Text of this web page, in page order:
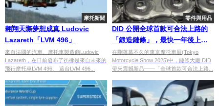
摩托新聞
翱翔天際夢想成真 Ludovic
Lazareth「LVM 496」
來自法國的汽車、摩托車製造商Ludovic
Lazareth，在日前發布了彷彿是來自未來的
飛行摩托車LVM 496。 這台LVM 496...
零件與用品
DID 公開全球首款可合法上路的
「鍛造鏈條」，最快一年後上
市！
在剛落幕不久的東京摩托車展(Tokyo
Motorcycle Show 2025)中，鏈條大廠 DID
帶來震撼新品——「全球首款可合法上路...